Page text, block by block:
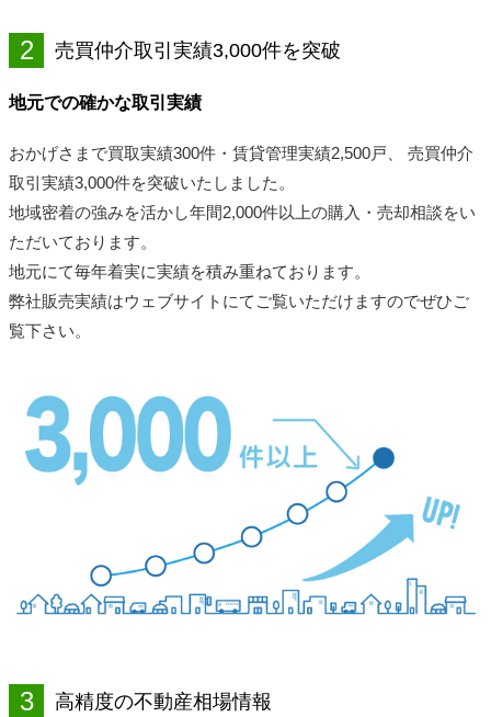
2 売買仲介取引実績3,000件を突破
地元での確かな取引実績
おかげさまで買取実績300件・賃貸管理実績2,500戸、 売買仲介
取引実績3,000件を突破いたしました。
地域密着の強みを活かし年間2,000件以上の購入・売却相談をい
ただいております。
地元にて毎年着実に実績を積み重ねております。
弊社販売実績はウェブサイトにてご覧いただけますのでぜひご
覧下さい。
3 高精度の不動産相場情報